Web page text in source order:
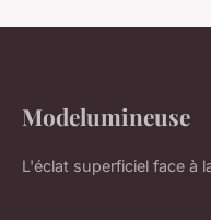
Modelumineuse
L'éclat superficiel face à